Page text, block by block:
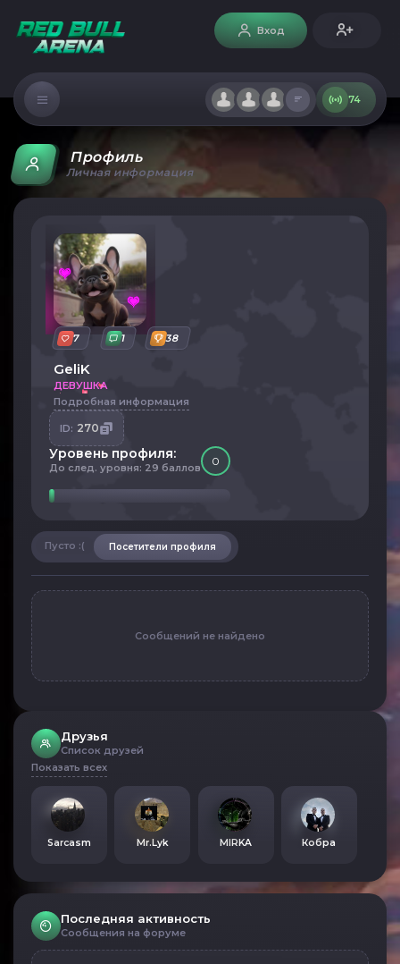
Вход
74
Профиль
Личная информация
7 1 38
GeliK
ДЕВУШКА
Подробная информация
ID: 270
Уровень профиля:
До след. уровня: 29 баллов 0
Посетители профиля
Пусто :(
Сообщений не найдено
Друзья
Список друзей
Показать всех
Sarcasm Mr.Lyk MIRKA Кобра
Последняя активность
Сообщения на форуме